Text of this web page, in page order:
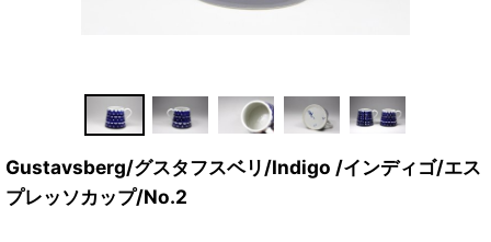
Gustavsberg/グスタフスベリ/Indigo /インディゴ/エス
プレッソカップ/No.2